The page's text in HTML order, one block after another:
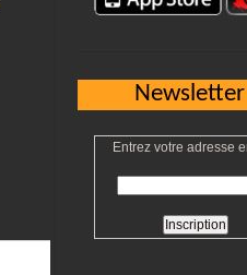
Newsletter
Entrez votre adresse